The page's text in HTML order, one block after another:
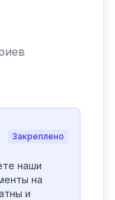
Закреплено
наши
на
и